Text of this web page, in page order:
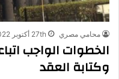
محامي مصري 27th أكتوبر 2022
الخطوات الواجب
وكتابة العقد